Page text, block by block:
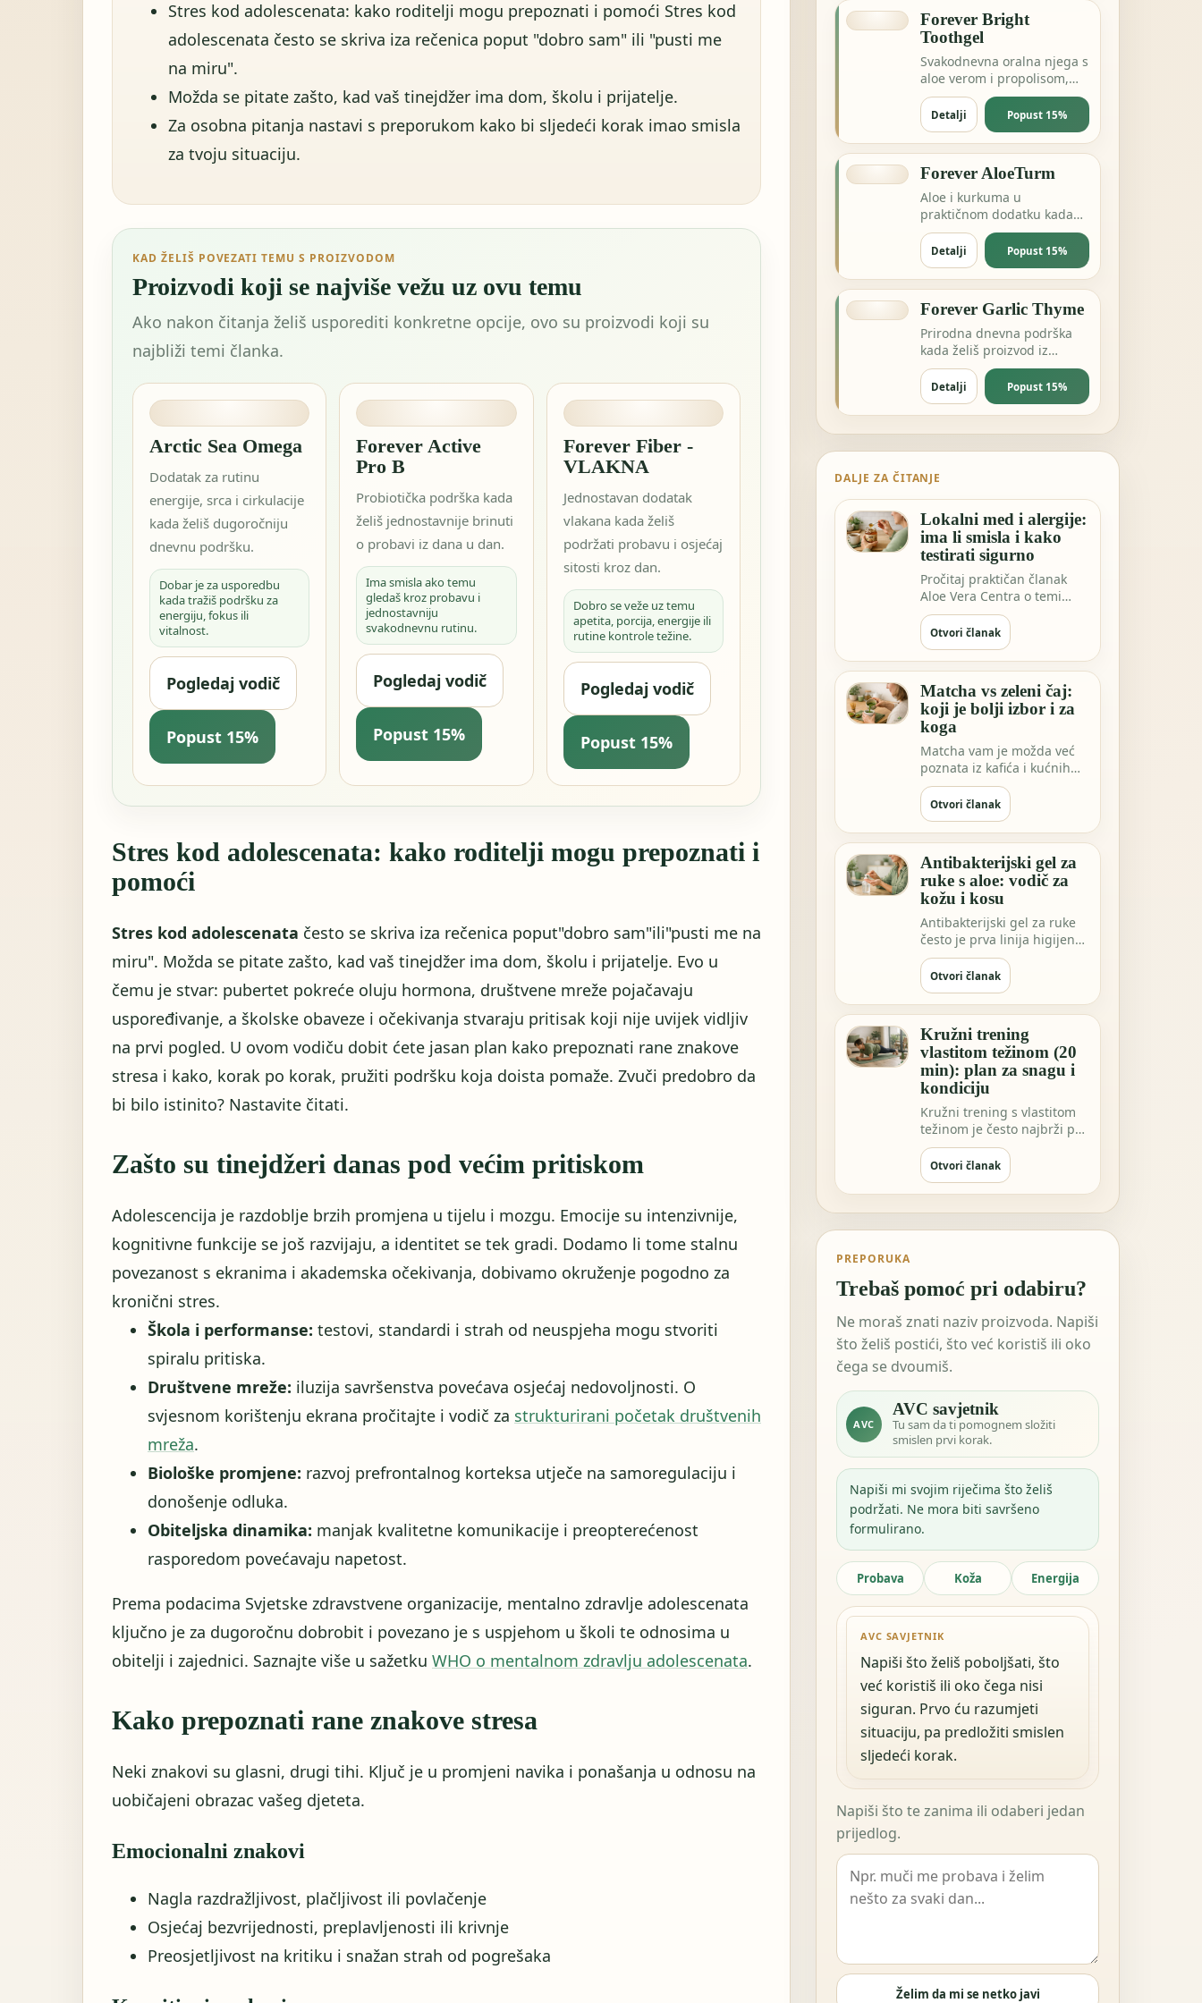
Stres kod adolescenata: kako roditelji mogu prepoznati i pomoći Stres kod
adolescenata često se skriva iza rečenica poput "dobro sam" ili "pusti me
na miru".
Možda se pitate zašto, kad vaš tinejdžer ima dom, školu i prijatelje.
Za osobna pitanja nastavi s preporukom kako bi sljedeći korak imao smisla
za tvoju situaciju.
KAD ŽELIŠ POVEZATI TEMU S PROIZVODOM
Proizvodi koji se najviše vežu uz ovu temu
Ako nakon čitanja želiš usporediti konkretne opcije, ovo su proizvodi koji su
najbliži temi članka.
Arctic Sea Omega
Dodatak za rutinu
energije, srca i cirkulacije
kada želiš dugoročniju
dnevnu podršku.
Dobar je za usporedbu
kada tražiš podršku za
energiju, fokus ili
vitalnost.
Pogledaj vodič
Popust 15%
Forever Active
Pro B
Probiotička podrška kada
želiš jednostavnije brinuti
o probavi iz dana u dan.
Ima smisla ako temu
gledaš kroz probavu i
jednostavniju
svakodnevnu rutinu.
Pogledaj vodič
Popust 15%
Forever Fiber -
VLAKNA
Jednostavan dodatak
vlakana kada želiš
podržati probavu i osjećaj
sitosti kroz dan.
Dobro se veže uz temu
apetita, porcija, energije ili
rutine kontrole težine.
Pogledaj vodič
Popust 15%
Stres kod adolescenata: kako roditelji mogu prepoznati i
pomoći
Stres kod adolescenata često se skriva iza rečenica poput"dobro sam"ili"pusti me na
miru". Možda se pitate zašto, kad vaš tinejdžer ima dom, školu i prijatelje. Evo u
čemu je stvar: pubertet pokreće oluju hormona, društvene mreže pojačavaju
uspoređivanje, a školske obaveze i očekivanja stvaraju pritisak koji nije uvijek vidljiv
na prvi pogled. U ovom vodiču dobit ćete jasan plan kako prepoznati rane znakove
stresa i kako, korak po korak, pružiti podršku koja doista pomaže. Zvuči predobro da
bi bilo istinito? Nastavite čitati.
Zašto su tinejdžeri danas pod većim pritiskom
Adolescencija je razdoblje brzih promjena u tijelu i mozgu. Emocije su intenzivnije,
kognitivne funkcije se još razvijaju, a identitet se tek gradi. Dodamo li tome stalnu
povezanost s ekranima i akademska očekivanja, dobivamo okruženje pogodno za
kronični stres.
Škola i performanse: testovi, standardi i strah od neuspjeha mogu stvoriti
spiralu pritiska.
Društvene mreže: iluzija savršenstva povećava osjećaj nedovoljnosti. O
svjesnom korištenju ekrana pročitajte i vodič za strukturirani početak društvenih
mreža.
Biološke promjene: razvoj prefrontalnog korteksa utječe na samoregulaciju i
donošenje odluka.
Obiteljska dinamika: manjak kvalitetne komunikacije i preopterećenost
rasporedom povećavaju napetost.
Prema podacima Svjetske zdravstvene organizacije, mentalno zdravlje adolescenata
ključno je za dugoročnu dobrobit i povezano je s uspjehom u školi te odnosima u
obitelji i zajednici. Saznajte više u sažetku WHO o mentalnom zdravlju adolescenata.
Kako prepoznati rane znakove stresa
Neki znakovi su glasni, drugi tihi. Ključ je u promjeni navika i ponašanja u odnosu na
uobičajeni obrazac vašeg djeteta.
Emocionalni znakovi
Nagla razdražljivost, plačljivost ili povlačenje
Osjećaj bezvrijednosti, preplavljenosti ili krivnje
Preosjetljivost na kritiku i snažan strah od pogrešaka
Forever Bright
Toothgel
Svakodnevna oralna njega s
aloe verom i propolisom,
bez nepotrebnog
kompliciranja.
Detalji Popust 15%
Forever AloeTurm
Aloe i kurkuma u
praktičnom dodatku kada
želiš podršku probavi,
zglobovima ili dnevnoj
ravnoteži.
Detalji Popust 15%
Forever Garlic Thyme
Prirodna dnevna podrška
kada želiš proizvod iz
pčelinje ili biljne linije za
energiju i otpornost.
Detalji Popust 15%
DALJE ZA ČITANJE
Lokalni med i alergije:
ima li smisla i kako
testirati sigurno
Pročitaj praktičan članak
Aloe Vera Centra o temi
Lokalni med i alergije: ima li
smisla…
Otvori članak
Matcha vs zeleni čaj:
koji je bolji izbor i za
koga
Matcha vam je možda već
poznata iz kafića i kućnih
rituala. Ali EGCG ekstrakt
sve češće…
Otvori članak
Antibakterijski gel za
ruke s aloe: vodič za
kožu i kosu
Antibakterijski gel za ruke
često je prva linija higijene
kada niste blizu vode.
Možda …
Otvori članak
Kružni trening
vlastitom težinom (20
min): plan za snagu i
kondiciju
Kružni trening s vlastitom
težinom je često najbrži put
do osjećaja “napravio sam
nešto…
Otvori članak
PREPORUKA
Trebaš pomoć pri odabiru?
Ne moraš znati naziv proizvoda. Napiši
što želiš postići, što već koristiš ili oko
čega se dvoumiš.
AVC
AVC savjetnik
Tu sam da ti pomognem složiti
smislen prvi korak.
Napiši mi svojim riječima što želiš
podržati. Ne mora biti savršeno
formulirano.
Probava Koža Energija
AVC SAVJETNIK
Napiši što želiš poboljšati, što
već koristiš ili oko čega nisi
siguran. Prvo ću razumjeti
situaciju, pa predložiti smislen
sljedeći korak.
Napiši što te zanima ili odaberi jedan
prijedlog.
Želim da mi se netko javi